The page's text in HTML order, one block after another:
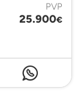
PVP
25.900€